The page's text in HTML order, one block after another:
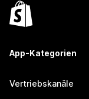
App-Kategorien
Vertriebskanäle